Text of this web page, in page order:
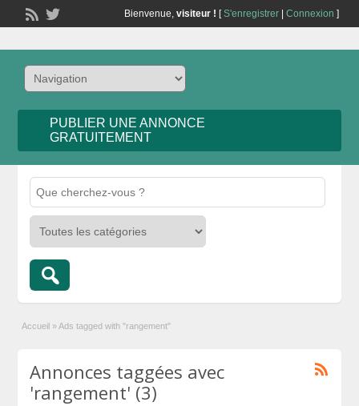
Bienvenue, visiteur ! [S'enregistrer| Connexion ]
PUBLIER UNE ANNONCE
GRATUITEMENT
Accueil » Ads tagged with "rangement"
Annonces taggées avec
'rangement' (3)